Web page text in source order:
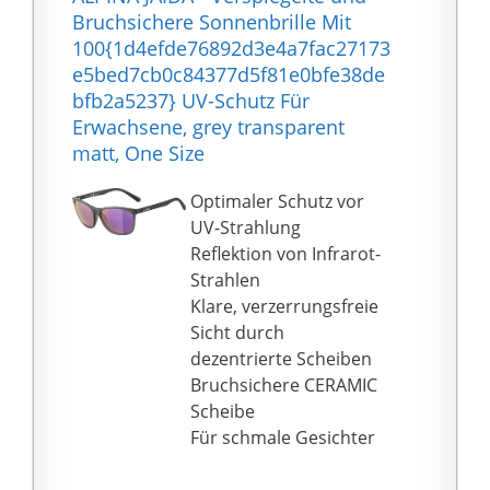
sich die Brille an die
meisten
Gesichtsformen
anpassen und
unterschiedliche
Benutzeranforderunge
【Komfortabel】 Alle
Rahmen sind komplett
aus leichtem und
langlebigem Material.
Sie werden auch nach
längerem Tragen keine
Beschwerden
verspüren.
Fahrradsonnenbrillen
haben Schalen aus
Bruchsichere Sonnenbrille Mit
100{1d4efde76892d3e4a7fac27173
e5bed7cb0c84377d5f81e0bfe38de
bfb2a5237} UV-Schutz Für
Erwachsene, grey transparent
matt, One Size
Optimaler Schutz vor
UV-Strahlung
Reflektion von Infrarot-
Strahlen
Klare, verzerrungsfreie
Sicht durch
dezentrierte Scheiben
Bruchsichere CERAMIC
Scheibe
Für schmale Gesichter